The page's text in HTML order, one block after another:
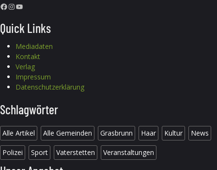
Facebook InstagramYouTube
Quick Links
Mediadaten
Kontakt
Verlag
Impressum
Datenschutzerklärung
Schlagwörter
Alle Artikel Alle Gemeinden Grasbrunn Haar Kultur News
Polizei Sport Vaterstetten Veranstaltungen